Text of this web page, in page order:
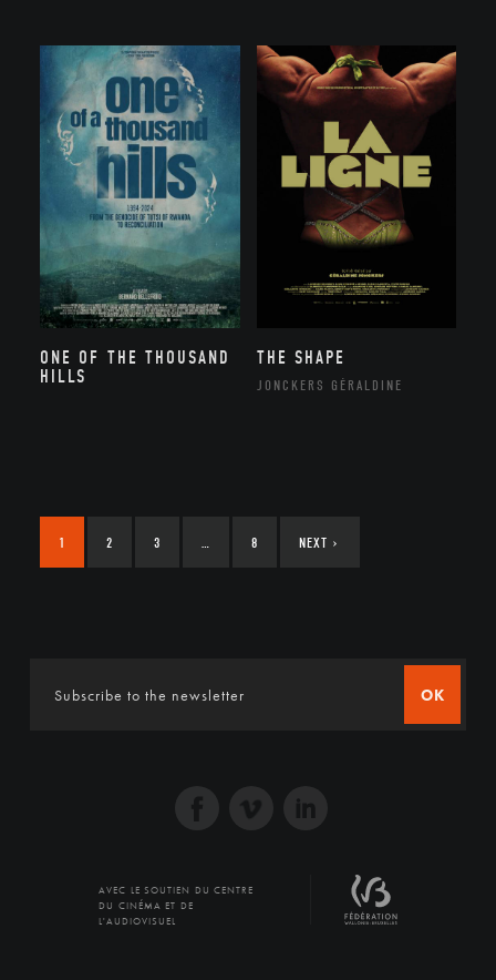
ONE OF THE THOUSAND
HILLS
THE SHAPE
JONCKERS GÉRALDINE
1 2 3 … 8 NEXT ›
OK
AVEC LE SOUTIEN DU CENTRE
DU CINÉMA ET DE
L'AUDIOVISUEL